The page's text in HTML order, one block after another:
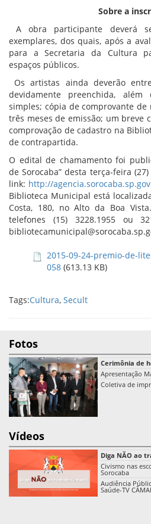
Sobre a
A obra participante deverá
exemplares, dos quais, após a
para a Secretaria da Cultura
espaços públicos.
Os artistas ainda deverão
devidamente preenchida,
simples; cópia de comprovante
três meses de emissão; um breve
comprovação de cadastro na
de contrapartida.
O edital de chamamento foi
de Sorocaba” desta terça-feira
link: http://
Biblioteca Municipal está
Costa, 180, no Alto da Boa
telefones (15) 3228.1955 ou
2015-09-24-premio-de-
058 (613.13 KB)
Tags:Cultura, Secult
Fotos
Cerimônia de
Apresentação
Coletiva de
Vídeos
Diga NÃO ao
Civismo nas
Sorocaba
Audiência
Saúde-TV